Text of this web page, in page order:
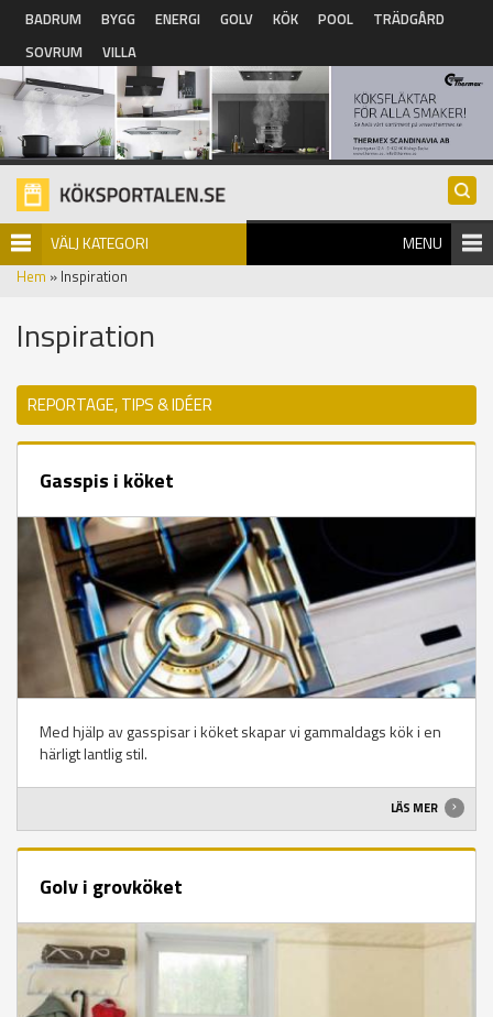
Hoppa till huvudinnehåll
BADRUM BYGG ENERGI GOLV KÖK POOL
TRÄDGÅRD
SOVRUM
VILLA
VÄLJ KATEGORI MENU
Hem » Inspiration
Inspiration
REPORTAGE, TIPS & IDÉER
Gasspis i köket
Med hjälp av gasspisar i köket skapar vi gammaldags kök i en
härligt lantlig stil.
LÄS MER
Golv i grovköket